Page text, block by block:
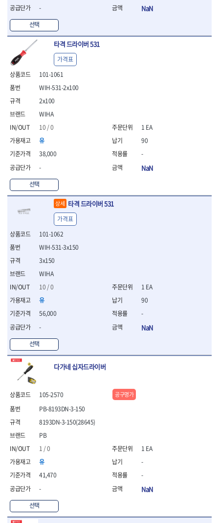
- 방폭T렌치
- 방폭드라이버
- 방폭펀치
- 절연포지비트소켓
철공공구
- 볼트커터
- 핸드볼트커터
- 클램프
- 망치
- 빠루망치
- 볼핀망치
- 함마망치
- 도끼
- 망치헤드
- 플라스틱망치
- 고무망치
- 센타펀치
- 핀펀치세트
- 펀치
- 펀치세트
- 용접용품
- 빠루
- 철공끌
원예.사무용품
- 정글칼
- 전정톱
- 접톱
- 고지톱
- 다목적가위
- 안전커터칼
- 마킹
연마용품
- 조줄
- 철공용줄
- 조줄세트
- 판금줄홀더
- 줄
공구함.공구집
-
선택
NaN
타격 드라이버 531
101-1061
WIHA
10 / 0
유
38,000
-
선택
WIH-531-2x100
2x100
가격표
1 EA
90
-
NaN
상세 타격 드라이버 531
101-1062
WIHA
10 / 0
유
56,000
-
선택
WIH-531-3x150
3x150
가격표
1 EA
90
-
NaN
다가네 십자드라이버
105-2570
PB
1 / 0
유
41,470
-
선택
PB-8193DN-3-150
8193DN-3-150(28645)
1 EA
-
-
NaN
공구명가